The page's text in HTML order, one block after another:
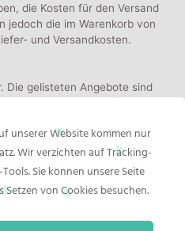
die Kosten für den Versand
jedoch die im Warenkorb von
und Versandkosten.
Die gelisteten Angebote sind
der Anbieter!
bereitgestellt. Das
den Bildern abweichen.
unserer Website kommen nur
Wir verzichten auf Tracking-
Sie können unsere Seite
von Cookies besuchen.